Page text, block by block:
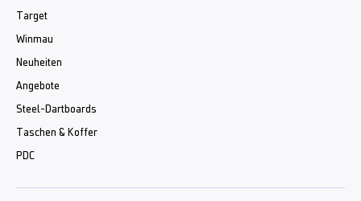
Target
Winmau
Neuheiten
Angebote
Steel-Dartboards
Taschen & Koffer
PDC